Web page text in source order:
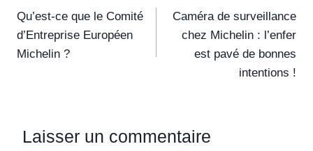
Qu’est-ce que le Comité
d’Entreprise Européen
Michelin ?
Caméra de surveillance
chez Michelin : l’enfer
est pavé de bonnes
intentions !
Laisser un commentaire